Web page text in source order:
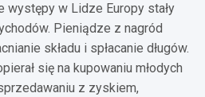
występy w Lidze Europy stały
Pieniądze z nagród
składu i spłacanie długów.
się na kupowaniu młodych
z zyskiem,